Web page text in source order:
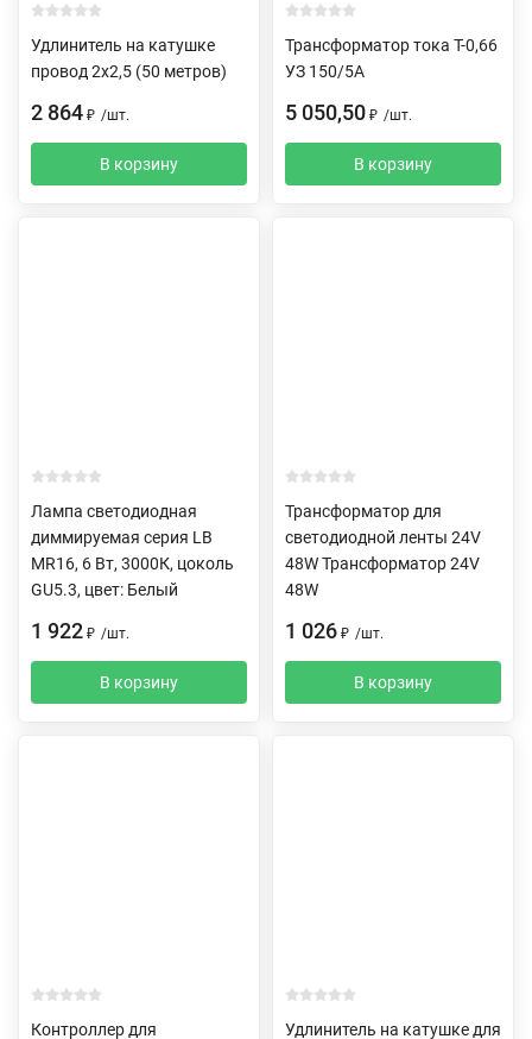
Удлинитель на катушке
провод 2х2,5 (50 метров)
2 864 ₽ /шт.
В корзину
Трансформатор тока Т-0,66
УЗ 150/5А
5 050,50 ₽ /шт.
В корзину
Лампа светодиодная
диммируемая серия LB
MR16, 6 Вт, 3000К, цоколь
GU5.3, цвет: Белый
1 922 ₽ /шт.
В корзину
Трансформатор для
светодиодной ленты 24V
48W Трансформатор 24V
48W
1 026 ₽ /шт.
В корзину
Контроллер для Удлинитель на катушке для